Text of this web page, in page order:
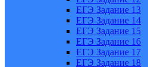
ЕГЭ Задание 13
ЕГЭ Задание 14
ЕГЭ Задание 15
ЕГЭ Задание 16
ЕГЭ Задание 17
ЕГЭ Задание 18